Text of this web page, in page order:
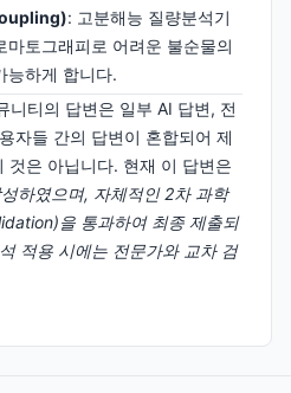
: 고분해능 질량분석기
마토그래피로 어려운 불순물의
능하게 합니다.
니티의 답변은 일부 AI 답변, 전
자들 간의 답변이 혼합되어 제
것은 아닙니다. 현재 이 답변은
하였으며, 자체적인 2차 과학
을 통과하여 최종 제출되
적용 시에는 전문가와 교차 검